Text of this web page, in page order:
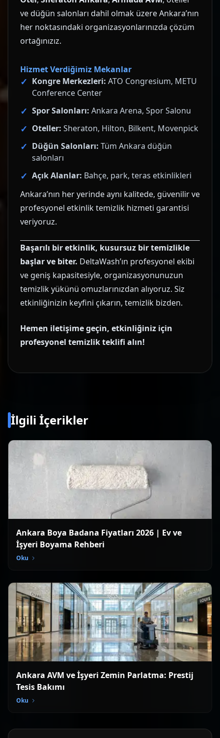
ve düğün salonları dahil olmak üzere Ankara’nın
her noktasındaki organizasyonlarınızda çözüm
ortağınızız.
Hizmet Verdiğimiz Mekanlar
Kongre Merkezleri: ATO Congresium, METU
Conference Center
Spor Salonları: Ankara Arena, Spor Salonu
Oteller: Sheraton, Hilton, Bilkent, Movenpick
Düğün Salonları: Tüm Ankara düğün
salonları
Açık Alanlar: Bahçe, park, teras etkinlikleri
Ankara’nın her yerinde aynı kalitede, güvenilir ve
profesyonel etkinlik temizlik hizmeti garantisi
veriyoruz.
Başarılı bir etkinlik, kusursuz bir temizlikle
başlar ve biter. DeltaWash’ın profesyonel ekibi
ve geniş kapasitesiyle, organizasyonunuzun
temizlik yükünü omuzlarınızdan alıyoruz. Siz
etkinliğinizin keyfini çıkarın, temizlik bizden.
Hemen iletişime geçin, etkinliğiniz için
profesyonel temizlik teklifi alın!
İlgili İçerikler
Ankara Boya Badana Fiyatları 2026 | Ev ve
İşyeri Boyama Rehberi
Oku
Ankara AVM ve İşyeri Zemin Parlatma: Prestij
Tesis Bakımı
Oku